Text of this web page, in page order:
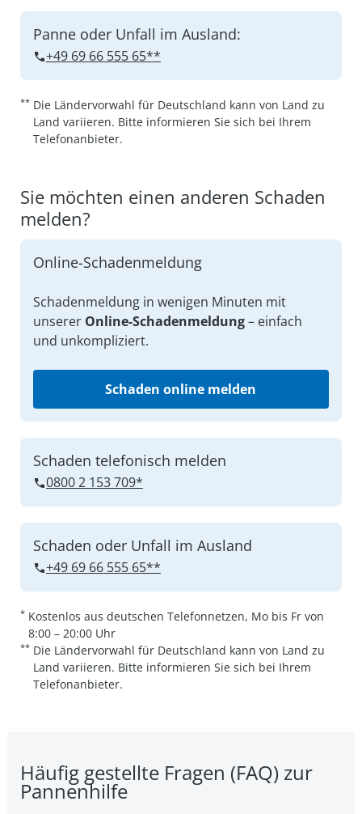
Panne oder Unfall im Ausland:
+49 69 66 555 65**
** Die Ländervorwahl für Deutschland kann von Land zu
Land variieren. Bitte informieren Sie sich bei Ihrem
Telefonanbieter.
Sie möchten einen anderen Schaden
melden?
Online-Schadenmeldung
Schadenmeldung in wenigen Minuten mit
unserer Online-Schadenmeldung– einfach
und unkompliziert.
Schaden online melden
Schaden telefonisch melden
0800 2 153 709*
Schaden oder Unfall im Ausland
+49 69 66 555 65**
* Kostenlos aus deutschen Telefonnetzen, Mo bis Fr von
8:00 – 20:00 Uhr
** Die Ländervorwahl für Deutschland kann von Land zu
Land variieren. Bitte informieren Sie sich bei Ihrem
Telefonanbieter.
Häufig gestellte Fragen (FAQ) zur
Pannenhilfe